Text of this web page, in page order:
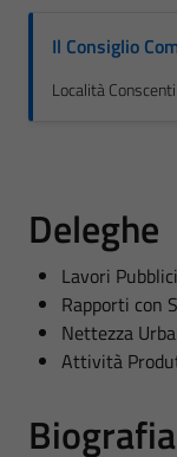
Il Consiglio
Località
Deleghe
Lavori Pubblici
Rapporti con
Nettezza
Attività
Biografia